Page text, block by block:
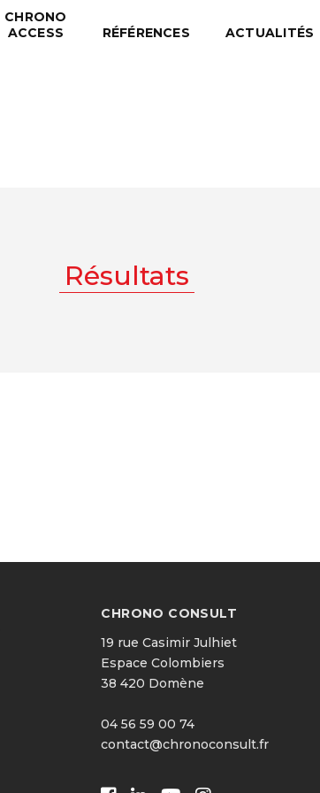
CHRONO
ACCESS
RÉFÉRENCES ACTUALITÉS
Résultats
CHRONO CONSULT
19 rue Casimir Julhiet
Espace Colombiers
38 420 Domène
04 56 59 00 74
contact@chronoconsult.fr